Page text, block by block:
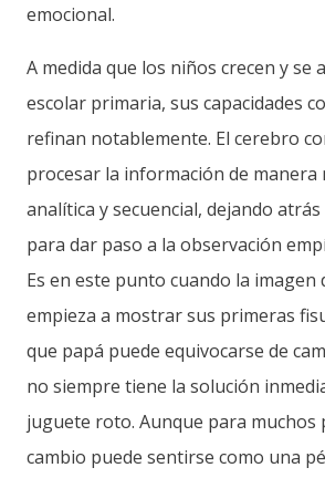
emocional.
A medida que los niños crecen y se
escolar primaria, sus capacidades
refinan notablemente. El cerebro
procesar la información de manera
analítica y secuencial, dejando
para dar paso a la observación
Es en este punto cuando la
empieza a mostrar sus primeras
que papá puede equivocarse de
no siempre tiene la solución
juguete roto. Aunque para muchos
cambio puede sentirse como una